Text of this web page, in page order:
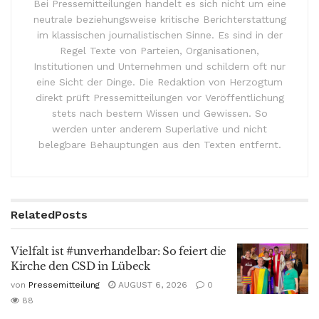
Bei Pressemitteilungen handelt es sich nicht um eine
neutrale beziehungsweise kritische Berichterstattung
im klassischen journalistischen Sinne. Es sind in der
Regel Texte von Parteien, Organisationen,
Institutionen und Unternehmen und schildern oft nur
eine Sicht der Dinge. Die Redaktion von Herzogtum
direkt prüft Pressemitteilungen vor Veröffentlichung
stets nach bestem Wissen und Gewissen. So
werden unter anderem Superlative und nicht
belegbare Behauptungen aus den Texten entfernt.
RelatedPosts
Vielfalt ist #unverhandelbar: So feiert die
Kirche den CSD in Lübeck
von Pressemitteilung AUGUST 6, 2026
0
88